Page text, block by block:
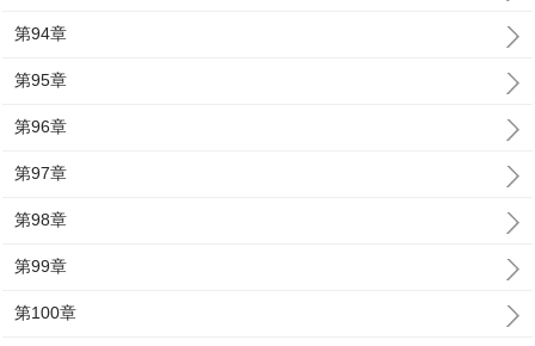
第94章
第95章
第96章
第97章
第98章
第99章
第100章